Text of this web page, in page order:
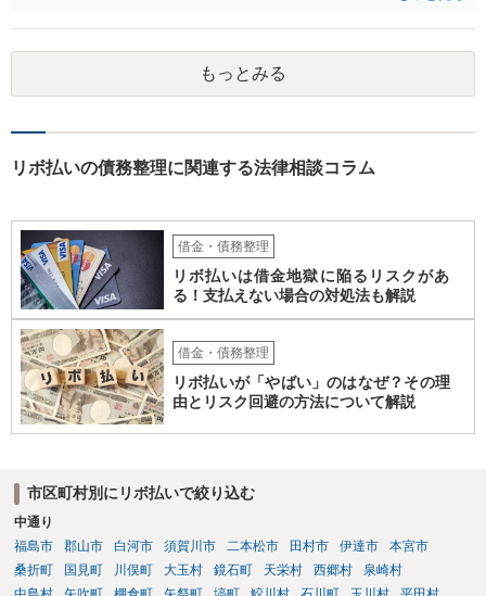
います。 特に「オーバーローンでない不動産」や「売ると高く売却さ
れる自動車」、「２０万円を超える保険解約返戻金がある保険」など
の資産がなければ、個人再生か自己破産を検討する方が良いと思われ
ます。 このような資産があってもなくても、ココナラで最寄りの債務
もっとみる
リボ払いの債務整理に関連する法律相談コラム
借金・債務整理
リボ払いは借金地獄に陥るリスクがあ
る！支払えない場合の対処法も解説
借金・債務整理
リボ払いが「やばい」のはなぜ？その理
由とリスク回避の方法について解説
市区町村別にリボ払いで絞り込む
中通り
福島市
郡山市 白河市 須賀川市 二本松市 田村市 伊達市
本宮市
桑折町
国見町 川俣町 大玉村 鏡石町 天栄村 西郷村
泉崎村